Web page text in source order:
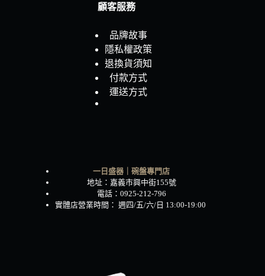
顧客服務
品牌故事
隱私權政策
退換貨須知
付款方式
運送方式
一日盛器｜碗盤專門店
地址：嘉義市興中街155號
電話：0925-212-796
實體店營業時間： 週四/五/六/日 13:00-19:00